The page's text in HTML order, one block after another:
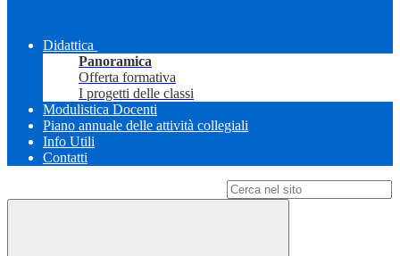
Didattica
Panoramica
Offerta formativa
I progetti delle classi
Modulistica Docenti
Piano annuale delle attività collegiali
Info Utili
Contatti